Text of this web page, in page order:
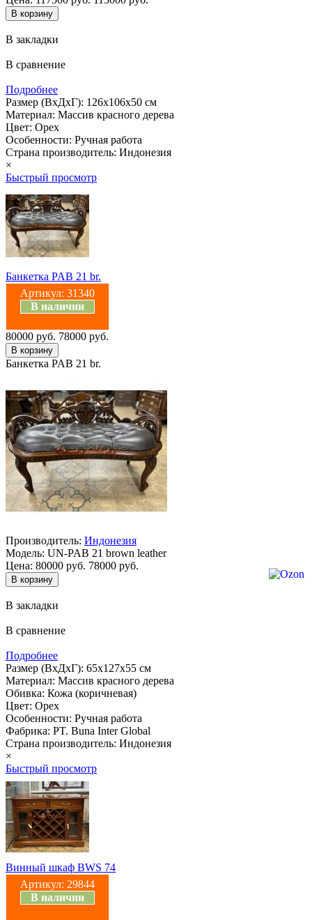
В закладки
В сравнение
Подробнее
Размер (ВхДхГ): 126х106х50 см
Материал: Массив красного дерева
Цвет: Орех
Особенности: Ручная работа
Страна производитель: Индонезия
×
Быстрый просмотр
Банкетка PAB 21 br.
Артикул: 31340
В наличии
80000 руб. 78000 руб.
Банкетка PAB 21 br.
Производитель: Индонезия
Модель: UN-PAB 21 brown leather
Цена: 80000 руб. 78000 руб.
В закладки
В сравнение
Подробнее
Размер (ВхДхГ): 65х127х55 см
Материал: Массив красного дерева
Обивка: Кожа (коричневая)
Цвет: Орех
Особенности: Ручная работа
Фабрика: PT. Buna Inter Global
Страна производитель: Индонезия
×
Быстрый просмотр
Винный шкаф BWS 74
Артикул: 29844
В наличии